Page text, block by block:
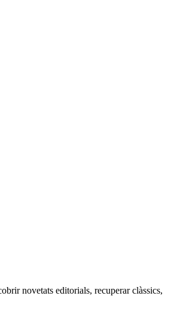
novetats editorials, recuperar clàssics,